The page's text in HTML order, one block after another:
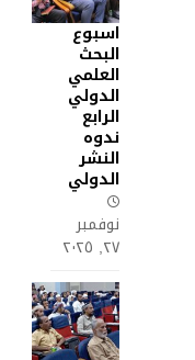
اسبوع
البحث
العلمي
الدولي
الرابع
ندوه
النشر
الدولي
نوفمبر
٢٧, ٢٠٢٥